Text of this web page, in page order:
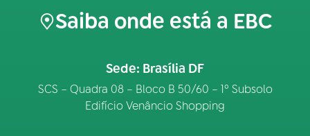
Saiba onde está a EBC
Sede: Brasília DF
SCS – Quadra 08 – Bloco B 50/60 – 1º Subsolo
Edifício Venâncio Shopping